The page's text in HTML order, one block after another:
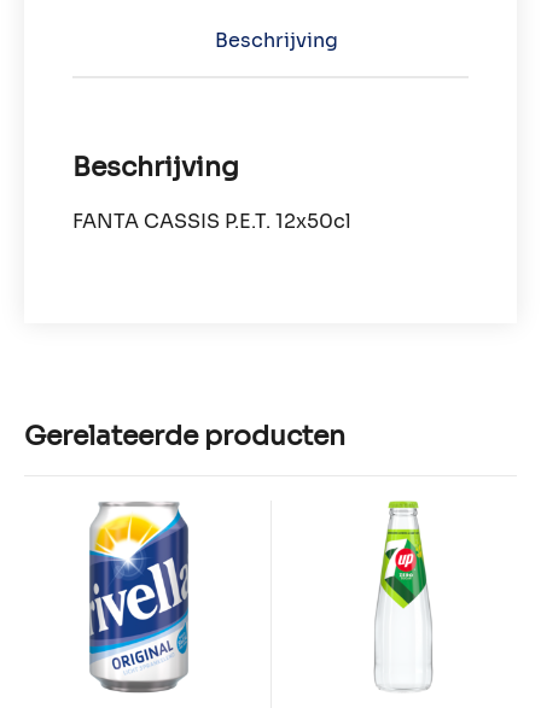
Beschrijving
Beschrijving
FANTA CASSIS P.E.T. 12x50cl
Gerelateerde producten